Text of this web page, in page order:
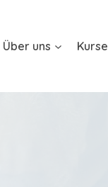
Über uns Kurse